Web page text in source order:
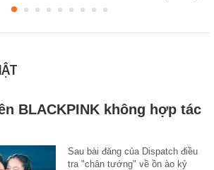
BLACKPINK không hợp tác
Sau bài đăng của Dispatch điều
tra "chân tướng" về ồn ào kỷ